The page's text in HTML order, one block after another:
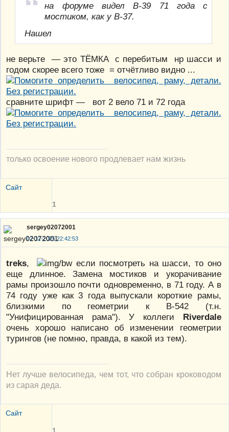
на форуме видел В-39 71 года с
мостиком, как у В-37.
Нашел
не верьте — это ТЁМКА с перебитым нр шасси и
годом скорее всего тоже = отчётливо видно ...
сравните шрифт — вот 2 вело 71 и 72 года
только освоение нового продлевает нам жизнь
Сайт
1
sergey02072001
02-12-2025 22:42:53
treks,
если посмотреть на шасси, то оно
еще длинное. Замена мостиков и укорачивание
рамы произошло почти одновременно, в 71 году. А в
74 году уже как 3 года выпускали короткие рамы,
близкими по геометрии к В-542 (т.н.
"Унифицированная рама"). У коллеги Riverdale
очень хорошо написано об изменении геометрии
турингов (не помню, правда, в какой из тем).
Нет лучше велосипеда, чем тот, что собран кроководом
из сарая деда.
Сайт
1